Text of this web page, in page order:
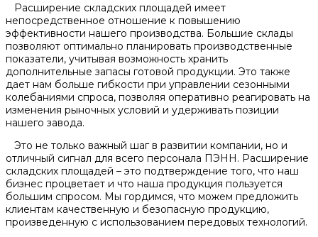
Расширение складских площадей имеет
непосредственное отношение к повышению
эффективности нашего производства. Большие склады
позволяют оптимально планировать производственные
показатели, учитывая возможность хранить
дополнительные запасы готовой продукции. Это также
дает нам больше гибкости при управлении сезонными
колебаниями спроса, позволяя оперативно реагировать на
изменения рыночных условий и удерживать позиции
нашего завода.
Это не только важный шаг в развитии компании, но и
отличный сигнал для всего персонала ПЭНН. Расширение
складских площадей – это подтверждение того, что наш
бизнес процветает и что наша продукция пользуется
большим спросом. Мы гордимся, что можем предложить
клиентам качественную и безопасную продукцию,
произведенную с использованием передовых технологий.